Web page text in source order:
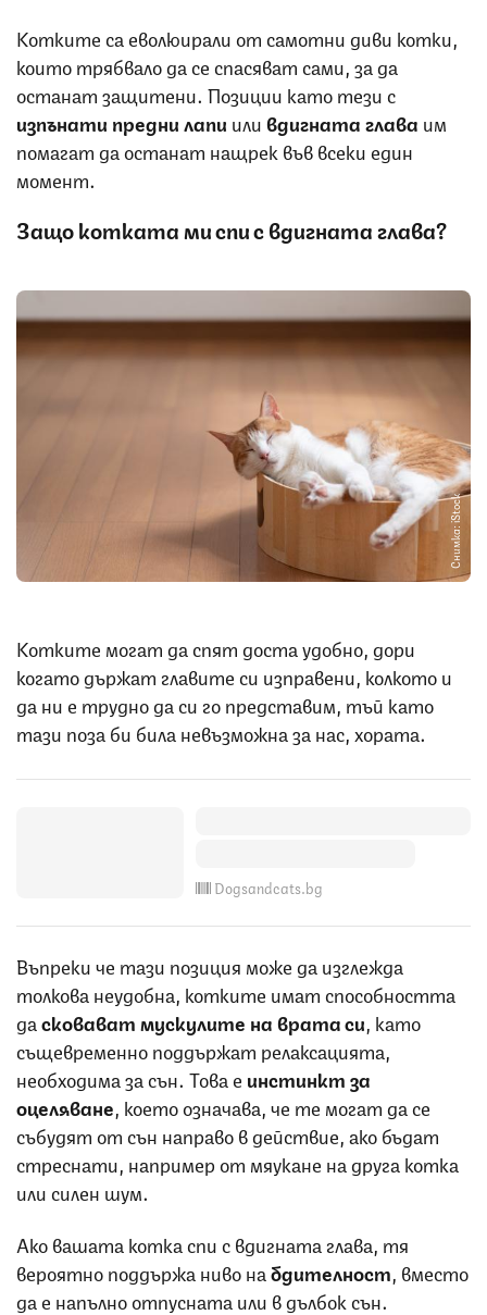
Котките са еволюирали от самотни диви котки,
които трябвало да се спасяват сами, за да
останат защитени. Позиции като тези с
изпънати предни лапи иливдигнатаглава им
помагат да останат нащрек във всеки един
момент.
Защо котката ми спи с вдигната глава?
Снимка: iStock
Котките могат да спят доста удобно, дори
когато държат главите си изправени, колкото и
да ни е трудно да си го представим, тъй като
тази поза би била невъзможна за нас, хората.
Dogsandcats.bg
Въпреки че тази позиция може да изглежда
толкова неудобна, котките имат способността
дасковават мускулите на врата си , като
същевременно поддържат релаксацията,
необходима за сън. Това е инстинктза
оцеляване , което означава, че те могат да се
събудят от сън направо в действие, ако бъдат
стреснати, например от мяукане на друга котка
или силен шум.
Ако вашата котка спи с вдигната глава, тя
вероятно поддържа ниво набдителност , вместо
да е напълно отпусната или в дълбок сън.